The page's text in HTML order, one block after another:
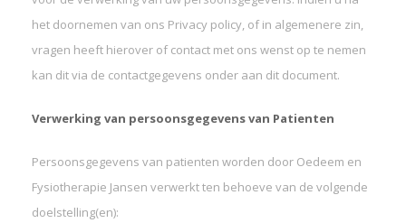
het doornemen van ons Privacy policy, of in algemenere zin,
vragen heeft hierover of contact met ons wenst op te nemen
kan dit via de contactgegevens onder aan dit document.
Verwerking van persoonsgegevens van Patienten
Persoonsgegevens van patienten worden door Oedeem en
Fysiotherapie Jansen verwerkt ten behoeve van de volgende
doelstelling(en):